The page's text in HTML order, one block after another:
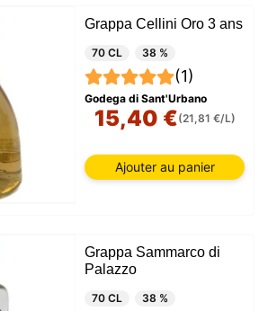
Grappa Cellini Oro 3 ans
70 CL 38 %
(1)
Godega di Sant'Urbano
15,40 €(21,81 €/L)
Ajouter au panier
Grappa Sammarco di
Palazzo
70 CL 38 %